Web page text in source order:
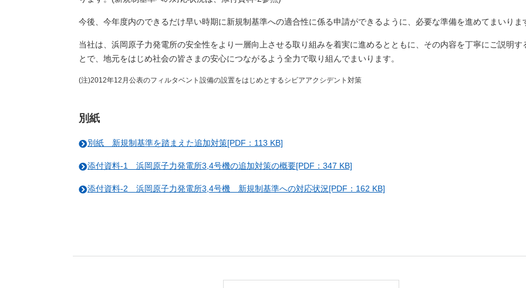
今後、今年度内のできるだけ早い時期に新規制基準への適合性に係る申請ができるように、必要な準備を進めてまいりま
当社は、浜岡原子力発電所の安全性をより一層向上させる取り組みを着実に進めるとともに、その内容を丁寧にご説明す
とで、地元をはじめ社会の皆さまの安心につながるよう全力で取り組んでまいります。
(注)2012年12月公表のフィルタベント設備の設置をはじめとするシビアアクシデント対策
別紙
別紙 新規制基準を踏まえた追加対策[PDF：113 KB]
添付資料-1 浜岡原子力発電所3,4号機の追加対策の概要[PDF：347 KB]
添付資料-2 浜岡原子力発電所3,4号機 新規制基準への対応状況[PDF：162 KB]